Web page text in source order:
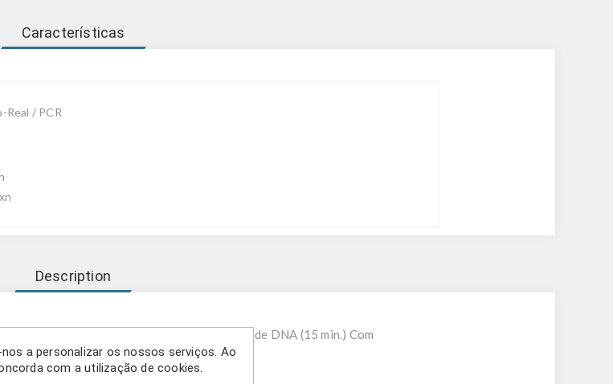
Características
Real / PCR
Description
um método simples e eficiente de extração de DNA (15 min.) Com
Fast hotstart
a personalizar os nossos serviços. Ao
com a utilização de cookies.